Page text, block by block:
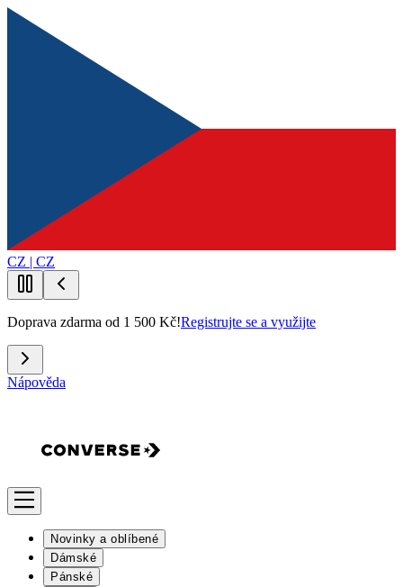
CZ | CZ
Doprava zdarma od 1 500 Kč!Registrujte se a využijte
Nápověda
Novinky a oblíbené
Dámské
Pánské